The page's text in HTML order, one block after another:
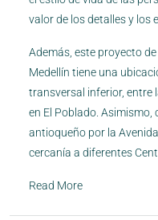
valor de los detalles y los
Además, este proyecto
Medellín tiene una
transversal inferior, entre
en El Poblado.
antioqueño por la
cercanía a diferentes
Read More